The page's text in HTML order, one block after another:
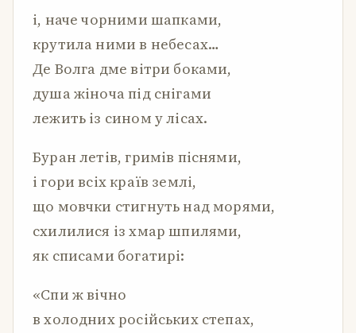
і, наче чорними шапками,
крутила ними в небесах…
Де Волга дме вітри боками,
душа жіноча під снігами
лежить із сином у лісах.
Буран летів, гримів піснями,
і гори всіх країв землі,
що мовчки стигнуть над морями,
схилилися із хмар шпилями,
як списами богатирі:
«Спи ж вічно
в холодних російських степах,